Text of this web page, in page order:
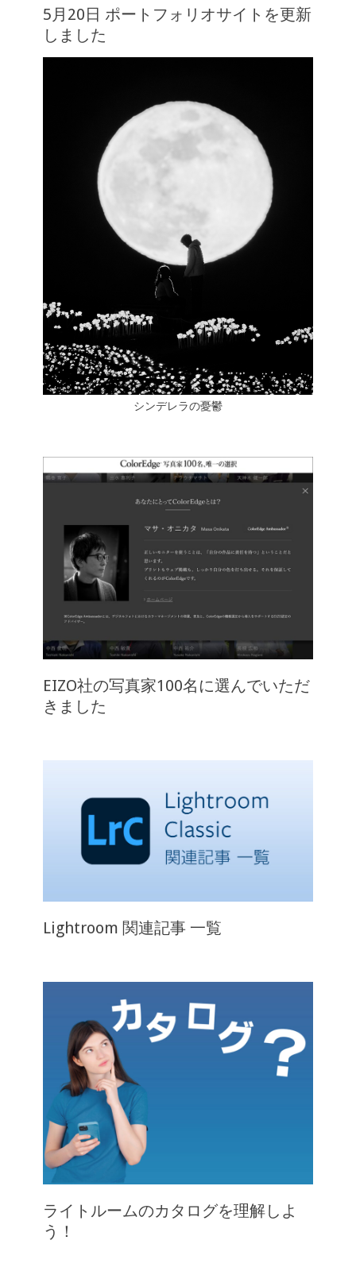
5月20日 ポートフォリオサイトを更新
しました
シンデレラの憂鬱
EIZO社の写真家100名に選んでいただ
きました
Lightroom 関連記事 一覧
ライトルームのカタログを理解しよ
う！